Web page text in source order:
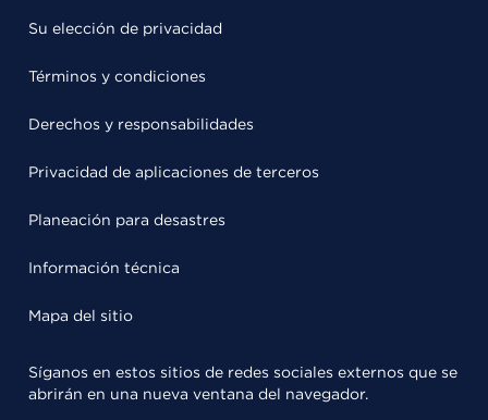
Su elección de privacidad
Términos y condiciones
Derechos y responsabilidades
Privacidad de aplicaciones de terceros
Planeación para desastres
Información técnica
Mapa del sitio
Síganos en estos sitios de redes sociales externos que se
abrirán en una nueva ventana del navegador.